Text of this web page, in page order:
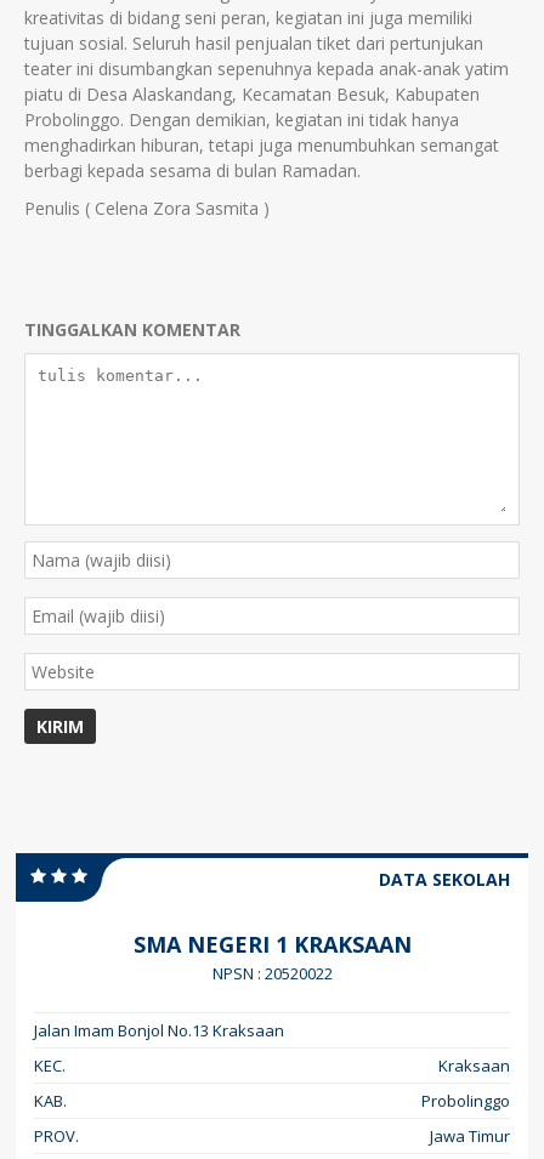
kreativitas di bidang seni peran, kegiatan ini juga memiliki
tujuan sosial. Seluruh hasil penjualan tiket dari pertunjukan
teater ini disumbangkan sepenuhnya kepada anak-anak yatim
piatu di Desa Alaskandang, Kecamatan Besuk, Kabupaten
Probolinggo. Dengan demikian, kegiatan ini tidak hanya
menghadirkan hiburan, tetapi juga menumbuhkan semangat
berbagi kepada sesama di bulan Ramadan.
Penulis ( Celena Zora Sasmita )
TINGGALKAN KOMENTAR
DATA SEKOLAH
SMA NEGERI 1 KRAKSAAN
NPSN : 20520022
Jalan Imam Bonjol No.13 Kraksaan
KEC.
Kraksaan
KAB.
Probolinggo
PROV.
Jawa Timur